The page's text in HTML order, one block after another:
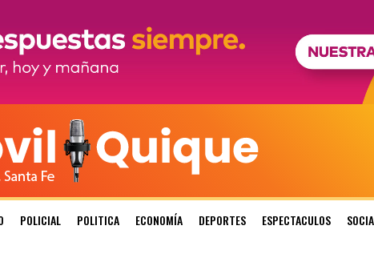
POLICIAL POLITICA ECONOMÍA DEPORTES ESPECTACULOS